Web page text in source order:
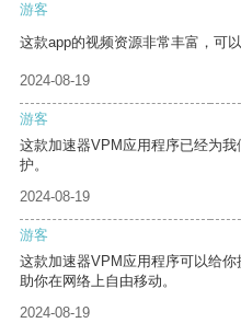
游客
这款app的视频资源非常丰富，可
2024-08-19
游客
这款加速器VPM应用程序已经为
护。
2024-08-19
游客
这款加速器VPM应用程序可以给
助你在网络上自由移动。
2024-08-19